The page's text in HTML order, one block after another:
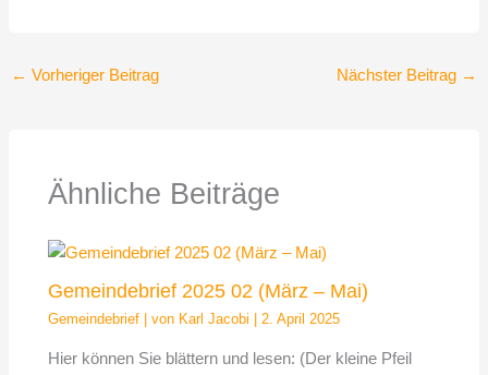
← Vorheriger Beitrag Nächster Beitrag →
Ähnliche Beiträge
Gemeindebrief 2025 02 (März – Mai)
Gemeindebrief | von Karl Jacobi 2. April 2025
Hier können Sie blättern und lesen: (Der kleine Pfeil